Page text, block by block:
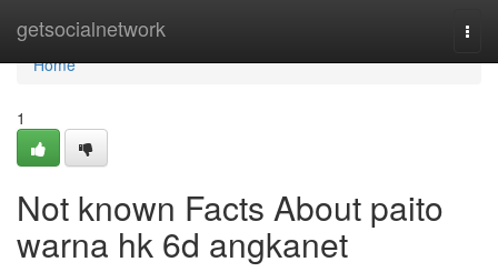
getsocialnetwork
Home
Home
1
Not known Facts About paito
warna hk 6d angkanet